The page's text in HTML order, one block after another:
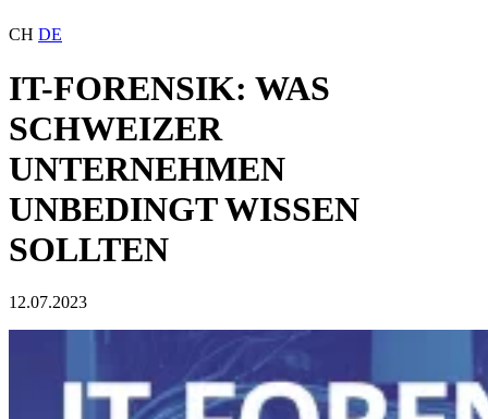
CH DE
IT-FORENSIK: WAS
SCHWEIZER
UNTERNEHMEN
UNBEDINGT WISSEN
SOLLTEN
12.07.2023